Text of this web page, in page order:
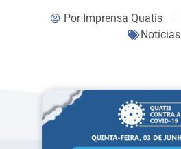
PorImprensa Quatis
Notícias